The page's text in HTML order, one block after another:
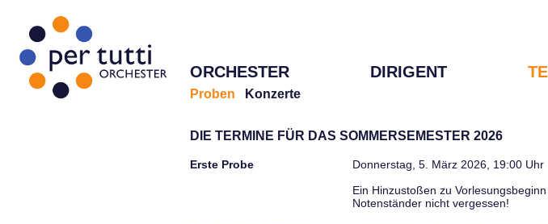
ORCHESTER DIRIGENT
Proben Konzerte
DIE TERMINE FÜR DAS SOMMERSEMESTER 2026
Erste Probe
Donnerstag, 5. März 2026, 19:00 Uhr
Ein Hinzustoßen zu
Notenständer nicht vergessen!